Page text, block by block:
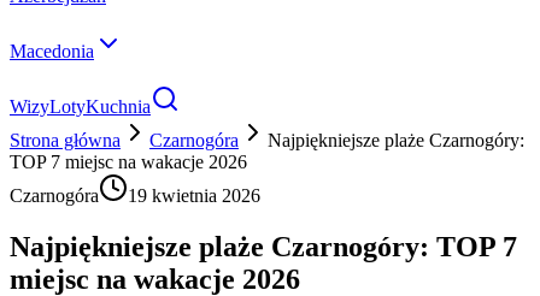
Macedonia
WizyLotyKuchnia
Strona główna
Czarnogóra
Najpiękniejsze plaże Czarnogóry:
TOP 7 miejsc na wakacje 2026
Czarnogóra
19 kwietnia 2026
Najpiękniejsze plaże Czarnogóry: TOP 7
miejsc na wakacje 2026